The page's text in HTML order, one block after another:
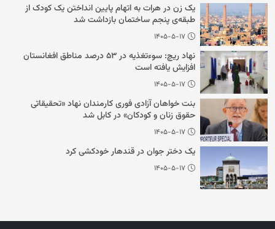
یک زن در هرات به اتهام پایین انداختن یک کودک از
طبقه‌ی پنجم ساختمان بازداشت شد
۱۴۰۵-۵-۱۷
نهاد ریچ: سوءتغذیه در ۵۳ درصد مناطق افغانستان
افزایش یافته است
۱۴۰۵-۵-۱۷
بنت خواهان آزادی فوری کارمندان نهاد «تحقیقاتی
حقوق زنان و کودکان» در کابل شد
۱۴۰۵-۵-۱۷
یک دختر جوان در قندهار خودکشی کرد
۱۴۰۵-۵-۱۷